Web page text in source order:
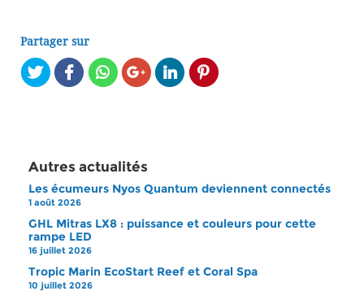
Partager sur
Autres actualités
Les écumeurs Nyos Quantum deviennent connectés
1 août 2026
GHL Mitras LX8 : puissance et couleurs pour cette
rampe LED
16 juillet 2026
Tropic Marin EcoStart Reef et Coral Spa
10 juillet 2026